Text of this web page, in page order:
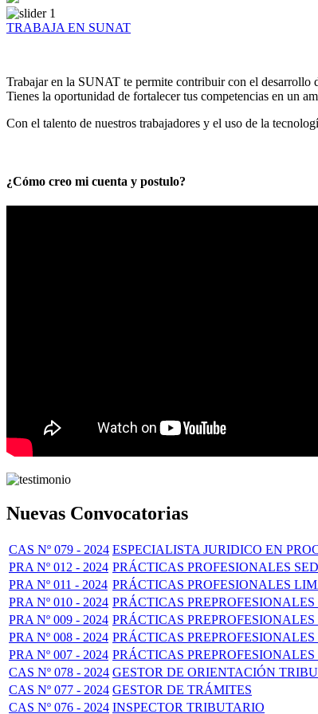
TRABAJA EN SUNAT
Trabajar en la SUNAT te permite contribuir con el desarrollo
Tienes la oportunidad de fortalecer tus competencias en un
Con el talento de nuestros trabajadores y el uso de la
¿Cómo creo mi cuenta y postulo?
Nuevas Convocatorias
CAS Nº 079 - 2024 ESPECIALISTA JURIDICO EN
PRA Nº 012 - 2024 PRÁCTICAS PROFESIONALES
PRA Nº 011 - 2024 PRÁCTICAS PROFESIONALES
PRA Nº 010 - 2024 PRÁCTICAS
PRA Nº 009 - 2024 PRÁCTICAS
PRA Nº 008 - 2024 PRÁCTICAS PREPROFESIONALES
PRA Nº 007 - 2024 PRÁCTICAS
CAS Nº 078 - 2024 GESTOR DE ORIENTACIÓN
CAS Nº 077 - 2024 GESTOR DE TRÁMITES
CAS Nº 076 - 2024 INSPECTOR TRIBUTARIO